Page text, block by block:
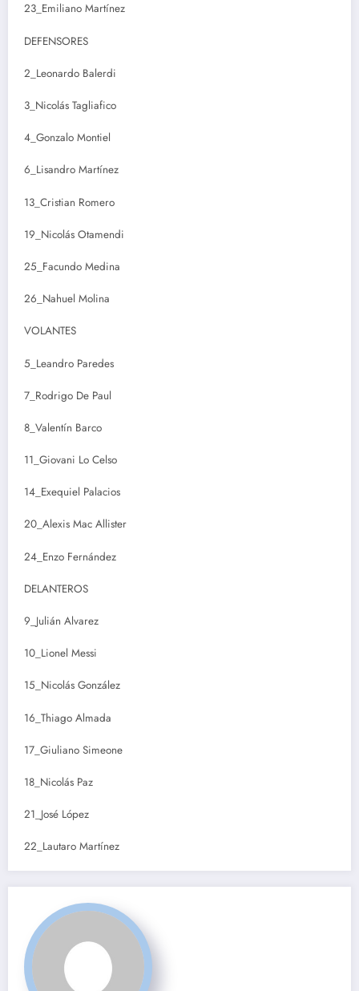
23_Emiliano Martínez
DEFENSORES
2_Leonardo Balerdi
3_Nicolás Tagliafico
4_Gonzalo Montiel
6_Lisandro Martínez
13_Cristian Romero
19_Nicolás Otamendi
25_Facundo Medina
26_Nahuel Molina
VOLANTES
5_Leandro Paredes
7_Rodrigo De Paul
8_Valentín Barco
11_Giovani Lo Celso
14_Exequiel Palacios
20_Alexis Mac Allister
24_Enzo Fernández
DELANTEROS
9_Julián Alvarez
10_Lionel Messi
15_Nicolás González
16_Thiago Almada
17_Giuliano Simeone
18_Nicolás Paz
21_José López
22_Lautaro Martínez